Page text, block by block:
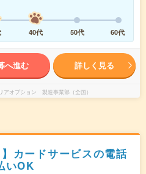
40代 50代 60代
へ進む 詳しく見る
アオプション 製造事業部（全国）
カードサービスの電話
いOK